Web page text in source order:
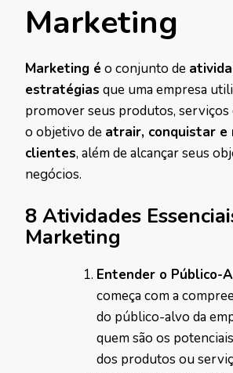
Marketing
Marketing é o conjunto de
estratégias que uma empresa
promover seus produtos, serviços
o objetivo de atrair, conquistar e
clientes, além de alcançar seus
negócios.
8 Atividades
Marketing
Entender o Público-
começa com a
do público-alvo da
quem são os
dos produtos ou